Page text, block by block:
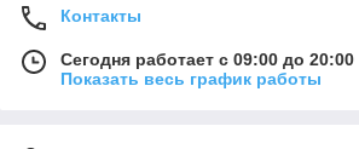
Контакты
Сегодня работает с 09:00 до 20:00
Показать весь график работы